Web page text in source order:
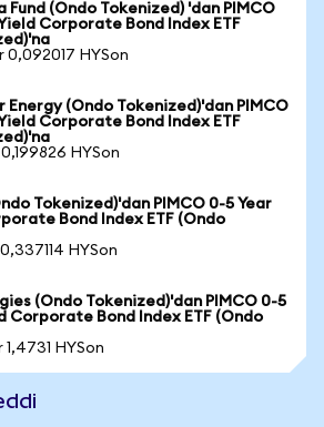
Fund (Ondo Tokenized) 'dan PIMCO
Corporate Bond Index ETF
0,092017 HYSon
Energy (Ondo Tokenized)'dan PIMCO
Corporate Bond Index ETF
HYSon
Tokenized)'dan PIMCO 0-5 Year
Bond Index ETF (Ondo
HYSon
(Ondo Tokenized)'dan PIMCO 0-5
Corporate Bond Index ETF (Ondo
HYSon